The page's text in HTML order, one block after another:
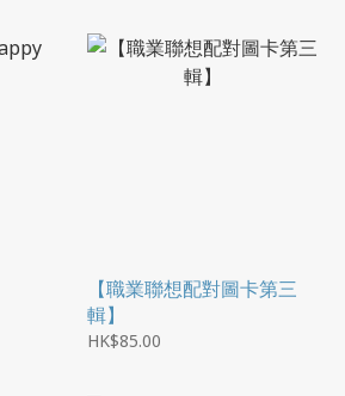
【職業聯想配對圖卡第三
輯】
HK$85.00